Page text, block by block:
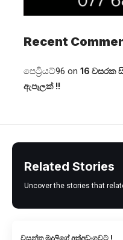
Recent
පෙට්‍රියට්96 on 16 වසරක
ඇපෑලක් !!
Related Stories
Uncover the stories that
වසන්ත මුදලිගේ අත්අඩංගුවට !